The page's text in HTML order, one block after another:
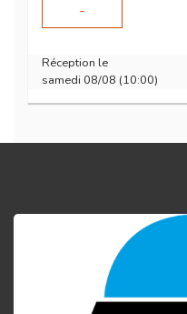
-
Réception le
samedi 08/08 (10:00)